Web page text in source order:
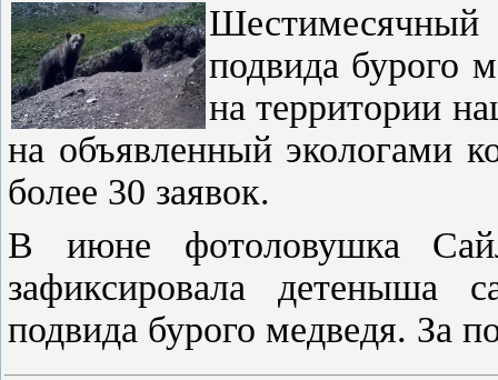
Шестимесячный
подвида бурого
на территории
на объявленный экологами
более 30 заявок.
В июне фотоловушка
зафиксировала детеныша
подвида бурого медведя. За